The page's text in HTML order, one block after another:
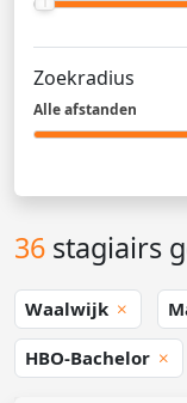
Zoekradius
Alle afstanden
36 stagiairs
Waalwijk
HBO-Bachelor